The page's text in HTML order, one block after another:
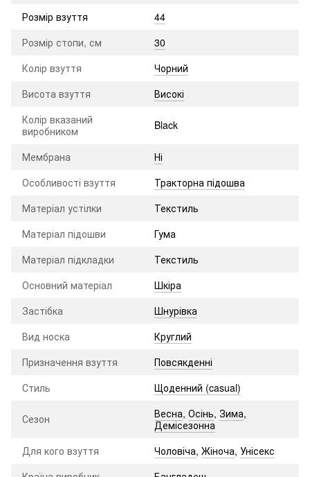
Розмір взуття
44
Розмір стопи, см
30
Колір взуття
Чорний
Висота взуття
Високі
Колір вказаний
виробником
Black
Мембрана
Ні
Особливості взуття
Тракторна підошва
Матеріал устілки
Текстиль
Матеріал підошви
Гума
Матеріал підкладки
Текстиль
Основний матеріал
Шкіра
Застібка
Шнурівка
Вид носка
Круглий
Призначення взуття
Повсякденні
Стиль
Щоденний (casual)
Сезон Весна, Осінь, Зима,
Демісезонна
Для кого взуття
Чоловіча, Жіноча, Унісекс